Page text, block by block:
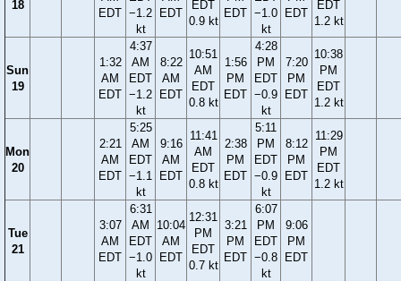
18
EDT −1.2
kt
EDT
EDT
0.9 kt
EDT −1.0
kt
EDT
EDT
1.2 kt
Sun
19
1:32
AM
EDT
4:37
AM
EDT
−1.2
kt
8:22
AM
EDT
10:51
AM
EDT
0.8 kt
1:56
PM
EDT
4:28
PM
EDT
−0.9
kt
7:20
PM
EDT
10:38
PM
EDT
1.2 kt
Mon
20
2:21
AM
EDT
5:25
AM
EDT
−1.1
kt
9:16
AM
EDT
11:41
AM
EDT
0.8 kt
2:38
PM
EDT
5:11
PM
EDT
−0.9
kt
8:12
PM
EDT
11:29
PM
EDT
1.2 kt
Tue
21
3:07
AM
EDT
6:31
AM
EDT
−1.0
kt
10:04
AM
EDT
12:31
PM
EDT
0.7 kt
3:21
PM
EDT
6:07
PM
EDT
−0.8
kt
9:06
PM
EDT